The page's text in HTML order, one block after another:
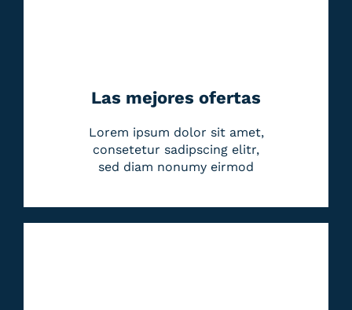
Las mejores ofertas
Lorem ipsum dolor sit amet,
consetetur sadipscing elitr,
sed diam nonumy eirmod